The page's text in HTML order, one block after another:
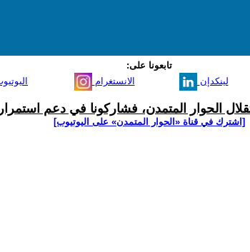
تابعونا على:
الانستغرام لينكدإن
الحوار المتمدن، فشاركونا في دعم
[اشترك في قناة ‫«الحوار المتمدن» على اليوتيوب]